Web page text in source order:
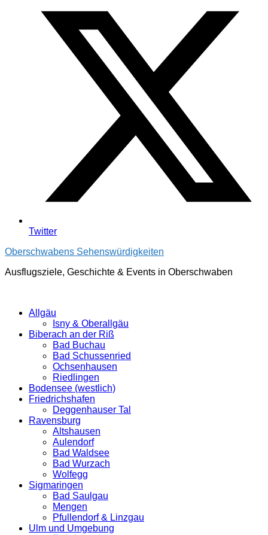
Twitter
Oberschwabens Sehenswürdigkeiten
Ausflugsziele, Geschichte & Events in Oberschwaben
Allgäu
Isny & Oberallgäu
Biberach an der Riß
Bad Buchau
Bad Schussenried
Ochsenhausen
Riedlingen
Bodensee (westlich)
Friedrichshafen
Deggenhauser Tal
Ravensburg
Altshausen
Aulendorf
Bad Waldsee
Bad Wurzach
Wolfegg
Sigmaringen
Bad Saulgau
Mengen
Pfullendorf & Linzgau
Ulm und Umgebung